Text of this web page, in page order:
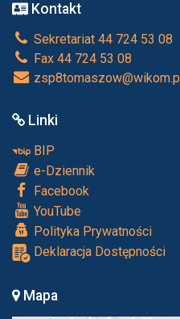
Kontakt
Sekretariat 44 724 53 08
Fax 44 724 53 08
zsp8tomaszow@wikom.pl
Linki
BIP
e-Dziennik
Facebook
YouTube
Polityka Prywatności
Deklaracja Dostępności
Mapa